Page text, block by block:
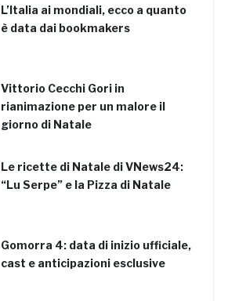
L’Italia ai mondiali, ecco a quanto
è data dai bookmakers
Vittorio Cecchi Gori in
rianimazione per un malore il
giorno di Natale
Le ricette di Natale di VNews24:
“Lu Serpe” e la Pizza di Natale
Gomorra 4: data di inizio ufficiale,
cast e anticipazioni esclusive